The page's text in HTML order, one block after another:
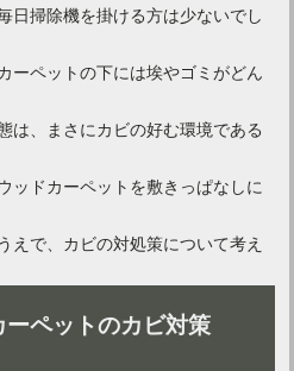
るお国柄！上手な掃除方法は？
敷こう！夏場は素材や色に注目
び！家庭用おすすめ機種は？
日掃除機を掛ける方は少ないでし
ーペットの下には埃やゴミがどん
は、まさにカビの好む環境である
ッドカーペットを敷きっぱなしに
えで、カビの対処策について考え
ペットのカビ対策